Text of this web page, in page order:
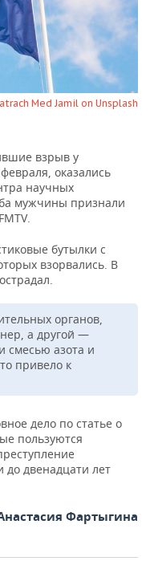
Med Jamil on Unsplash
взрыв у
оказались
научных
мужчины признали
бутылки с
взорвались. В
органов,
а другой —
смесью азота и
привело к
дело по статье о
пользуются
до двенадцати лет
Фартыгина